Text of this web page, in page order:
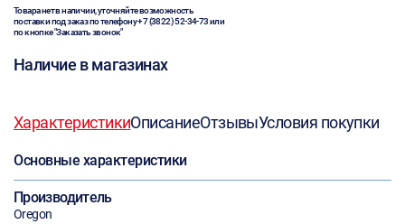
Товара нет в наличии, уточняйте возможность
поставки под заказ по телефону+7 (3822) 52-34-73или
по кнопке "Заказать звонок"
Наличие в магазинах
ХарактеристикиОписаниеОтзывыУсловия покупки
Основные характеристики
Производитель
Oregon